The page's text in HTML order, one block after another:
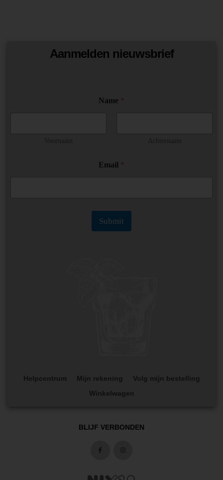
Aanmelden nieuwsbrief
a
N
Name
Email
Submit
Helpcentrum Mijn rekening
Volg mijn bestelling
Winkelwagen
BLIJF VERBONDEN